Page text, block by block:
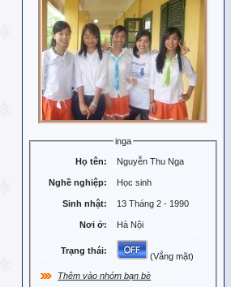
inga
Họ tên: Nguyễn Thu Nga
Nghề nghiệp: Học sinh
Sinh nhật: 13 Tháng 2 - 1990
Nơi ở: Hà Nội
Trạng thái:
(Vắng mặt)
Thêm vào nhóm bạn bè